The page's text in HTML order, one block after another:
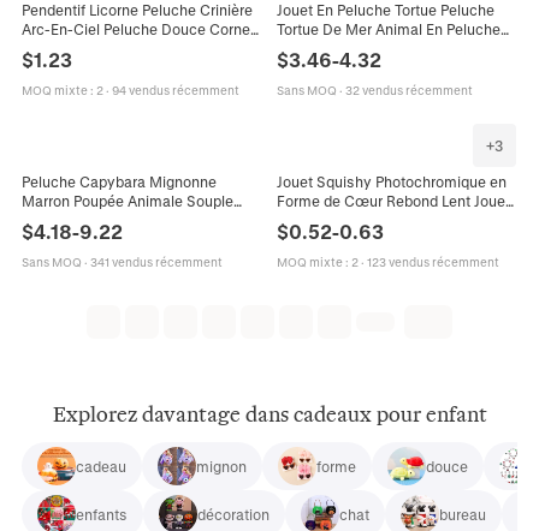
Pendentif Licorne Peluche Crinière
Arc-En-Ciel Peluche Douce Corne
Paillettes Scintillantes Poupée
Mignonne Colorée
$1.23
MOQ mixte: 2· 94 vendus récemment
Jouet En Peluche Tortue Peluche
Tortue De Mer Animal En Peluche
Décoration Maison Cadeau Poupée
Animale Mignonne Pour Enfants
$3.46-4.32
Sans MOQ · 32 vendus récemment
Peluche Capybara Mignonne
Marron Poupée Animale Souple
Avec Sac À Dos Tortue Et Bulle De
Nez Cadeau Pour Filles
$4.18-9.22
Sans MOQ · 341 vendus récemment
+3
Jouet Squishy Photochromique en
Forme de Cœur Rebond Lent Jouet
de Décompression Presse Poulpe
Hamster Soulagement du Stress
Jouet Sensoriel pour Enfants
$0.52-0.63
MOQ mixte: 2· 123 vendus récemment
Explorez davantage dans cadeaux pour enfant
cadeau mignon forme douce
enfants décoration chat bureau